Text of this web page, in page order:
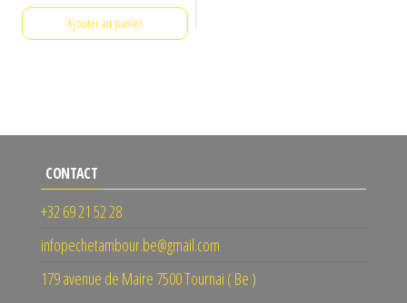
Ajouter au panier
CONTACT
+32 69 21 52 28
infopechetambour.be@gmail.com
179 avenue de Maire 7500 Tournai ( Be )